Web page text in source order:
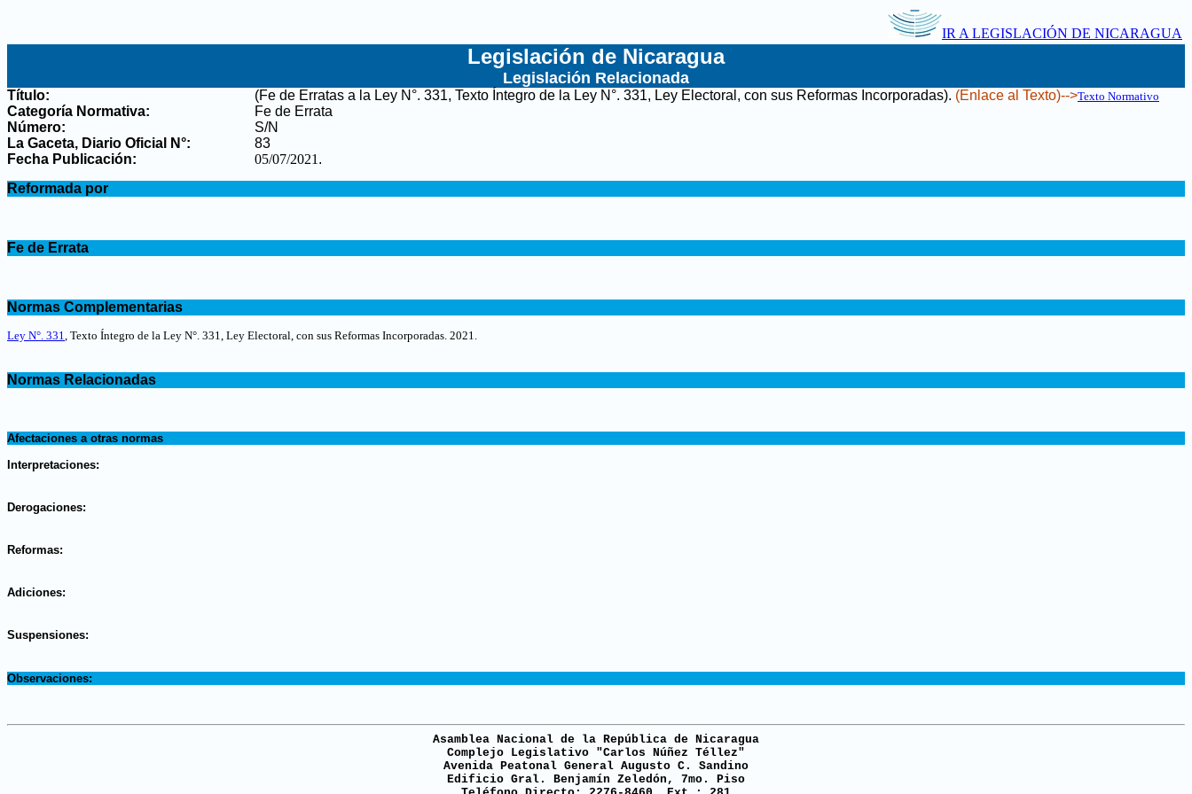
IR A LEGISLACIÓN DE NICARAGUA
Legislación de Nicaragua
Legislación Relacionada
Título: (Fe de Erratas a la Ley N°. 331, Texto Íntegro de la Ley N°. 331, Ley Electoral, con sus Reformas Incorporadas). (Enlace al Texto)-->Texto Normativo
Categoría Normativa:
Fe de Errata
Número:
S/N
La Gaceta, Diario Oficial N°:
83
Fecha Publicación:
05/07/2021 .
Reformada por
Fe de Errata
Normas Complementarias
Ley N°. 331, Texto Íntegro de la Ley N°. 331, Ley Electoral, con sus Reformas Incorporadas. 2021.
Normas Relacionadas
Afectaciones a otras normas
Interpretaciones:
Derogaciones:
Reformas:
Adiciones:
Suspensiones:
Observaciones:
Asamblea Nacional de la República de Nicaragua
Complejo Legislativo "Carlos Núñez Téllez"
Avenida Peatonal General Augusto C. Sandino
Edificio Gral. Benjamín Zeledón, 7mo. Piso